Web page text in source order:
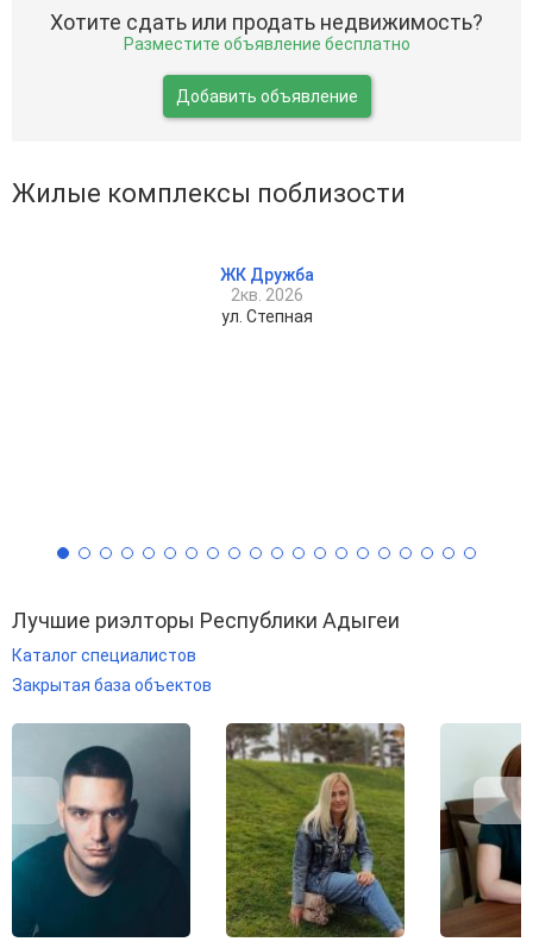
Хотите сдать или продать недвижимость?
Разместите объявление бесплатно
Добавить объявление
Жилые комплексы поблизости
ЖК Дружба
2кв. 2026
ул. Степная
Лучшие риэлторы Республики Адыгеи
Каталог специалистов
Закрытая база объектов